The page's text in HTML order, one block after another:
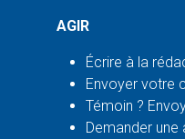
AGIR
Écrire à la
Envoyer votre
Témoin ?
Demander